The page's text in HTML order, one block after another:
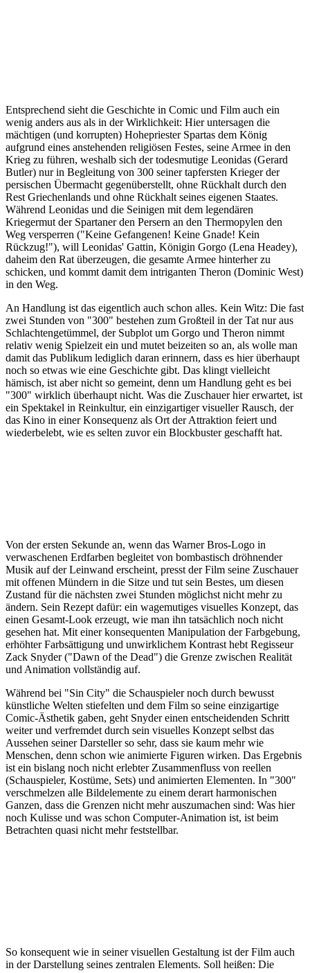
Entsprechend sieht die Geschichte in Comic und Film auch ein
wenig anders aus als in der Wirklichkeit: Hier untersagen die
mächtigen (und korrupten) Hohepriester Spartas dem König
aufgrund eines anstehenden religiösen Festes, seine Armee in den
Krieg zu führen, weshalb sich der todesmutige Leonidas (Gerard
Butler) nur in Begleitung von 300 seiner tapfersten Krieger der
persischen Übermacht gegenüberstellt, ohne Rückhalt durch den
Rest Griechenlands und ohne Rückhalt seines eigenen Staates.
Während Leonidas und die Seinigen mit dem legendären
Kriegermut der Spartaner den Persern an den Thermopylen den
Weg versperren ("Keine Gefangenen! Keine Gnade! Kein
Rückzug!"), will Leonidas' Gattin, Königin Gorgo (Lena Headey),
daheim den Rat überzeugen, die gesamte Armee hinterher zu
schicken, und kommt damit dem intriganten Theron (Dominic West)
in den Weg.
An Handlung ist das eigentlich auch schon alles. Kein Witz: Die fast
zwei Stunden von "300" bestehen zum Großteil in der Tat nur aus
Schlachtengetümmel, der Subplot um Gorgo und Theron nimmt
relativ wenig Spielzeit ein und mutet beizeiten so an, als wolle man
damit das Publikum lediglich daran erinnern, dass es hier überhaupt
noch so etwas wie eine Geschichte gibt. Das klingt vielleicht
hämisch, ist aber nicht so gemeint, denn um Handlung geht es bei
"300" wirklich überhaupt nicht. Was die Zuschauer hier erwartet, ist
ein Spektakel in Reinkultur, ein einzigartiger visueller Rausch, der
das Kino in einer Konsequenz als Ort der Attraktion feiert und
wiederbelebt, wie es selten zuvor ein Blockbuster geschafft hat.
Von der ersten Sekunde an, wenn das Warner Bros-Logo in
verwaschenen Erdfarben begleitet von bombastisch dröhnender
Musik auf der Leinwand erscheint, presst der Film seine Zuschauer
mit offenen Mündern in die Sitze und tut sein Bestes, um diesen
Zustand für die nächsten zwei Stunden möglichst nicht mehr zu
ändern. Sein Rezept dafür: ein wagemutiges visuelles Konzept, das
einen Gesamt-Look erzeugt, wie man ihn tatsächlich noch nicht
gesehen hat. Mit einer konsequenten Manipulation der Farbgebung,
erhöhter Farbsättigung und unwirklichem Kontrast hebt Regisseur
Zack Snyder ("Dawn of the Dead") die Grenze zwischen Realität
und Animation vollständig auf.
Während bei "Sin City" die Schauspieler noch durch bewusst
künstliche Welten stiefelten und dem Film so seine einzigartige
Comic-Ästhetik gaben, geht Snyder einen entscheidenden Schritt
weiter und verfremdet durch sein visuelles Konzept selbst das
Aussehen seiner Darsteller so sehr, dass sie kaum mehr wie
Menschen, denn schon wie animierte Figuren wirken. Das Ergebnis
ist ein bislang noch nicht erlebter Zusammenfluss von reellen
(Schauspieler, Kostüme, Sets) und animierten Elementen. In "300"
verschmelzen alle Bildelemente zu einem derart harmonischen
Ganzen, dass die Grenzen nicht mehr auszumachen sind: Was hier
noch Kulisse und was schon Computer-Animation ist, ist beim
Betrachten quasi nicht mehr feststellbar.
So konsequent wie in seiner visuellen Gestaltung ist der Film auch
in der Darstellung seines zentralen Elements. Soll heißen: Die